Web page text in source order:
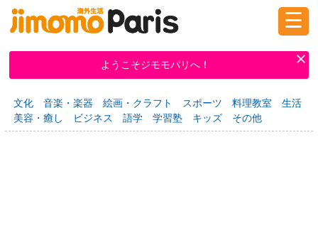
ログイン 新規登録
掲示板 タウン情報 教えて！
☰
ようこそジモモパリへ！
文化 音楽・楽器 絵画・クラフト スポーツ 料理教室
生活
美容・癒し
ビジネス 語学 学習塾 キッズ その他